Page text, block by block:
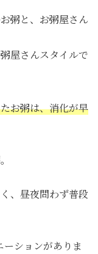
粥と、お粥屋さん
屋さんスタイルで
お粥は、消化が早
、昼夜問わず普段
ションがありま